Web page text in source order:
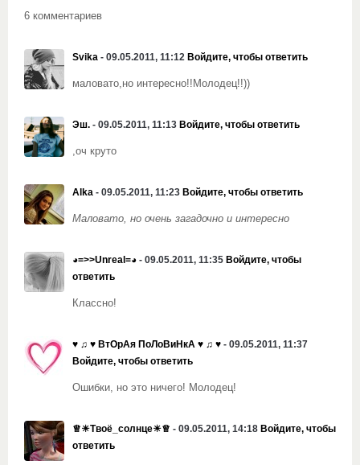
6 комментариев
Svika - 09.05.2011, 11:12 Войдите, чтобы ответить
маловато,но интересно!!Молодец!!))
Эш. - 09.05.2011, 11:13 Войдите, чтобы ответить
,оч круто
Alka - 09.05.2011, 11:23 Войдите, чтобы ответить
Маловато, но очень загадочно и интересно
◕=>>Unreal=◕ - 09.05.2011, 11:35 Войдите, чтобы
ответить
Классно!
♥ ♫ ♥ ВтОрАя ПоЛоВиНкА ♥ ♫ ♥ - 09.05.2011, 11:37
Войдите, чтобы ответить
Ошибки, но это ничего! Молодец!
♕☀Твоё_солнце☀♕ - 09.05.2011, 14:18 Войдите, чтобы
ответить